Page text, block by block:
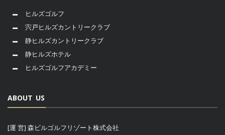
ヒルズゴルフ
宍戸ヒルズカントリークラブ
静ヒルズカントリークラブ
静ヒルズホテル
ヒルズゴルフアカデミー
ABOUT US
[運 営] 森ビルゴルフリゾート株式会社